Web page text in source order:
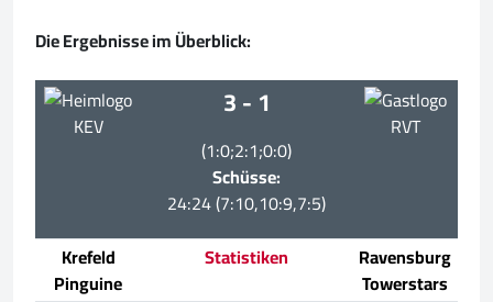
Die Ergebnisse im Überblick:
KEV
3 - 1
(1:0;2:1;0:0)
Schüsse:
24:24 (7:10,10:9,7:5)
RVT
Krefeld
Pinguine
Statistiken
Ravensburg
Towerstars